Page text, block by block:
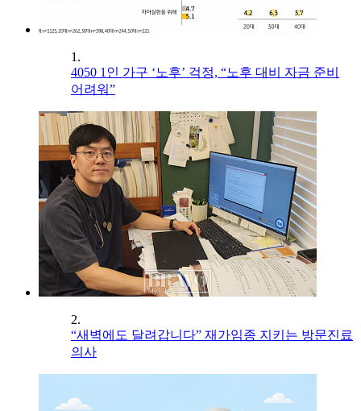
1.
4050 1인 가구 ‘노후’ 걱정, “노후 대비 자금 준비
어려워”
2.
“새벽에도 달려갑니다” 재가임종 지키는 방문진료
의사